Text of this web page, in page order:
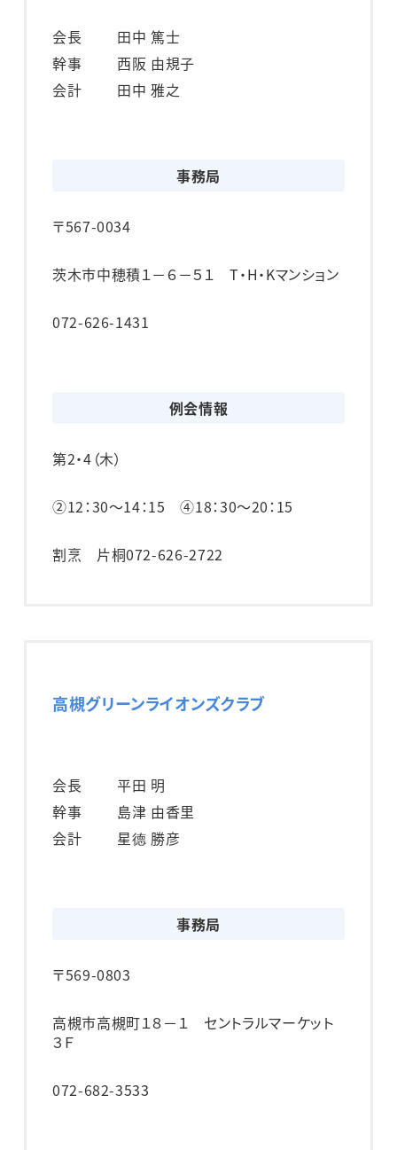
会長
田中 篤士
幹事
西阪 由規子
会計
田中 雅之
事務局
〒567-0034
茨木市中穂積１－６－５１ T・H・Kマンション
072-626-1431
例会情報
第2・4（木）
②12：30～14：15 ④18：30～20：15
割烹 片桐072-626-2722
高槻グリーンライオンズクラブ
会長
平田 明
幹事
島津 由香里
会計
星德 勝彦
事務局
〒569-0803
高槻市高槻町１８－１ セントラルマーケット
３Ｆ
072-682-3533